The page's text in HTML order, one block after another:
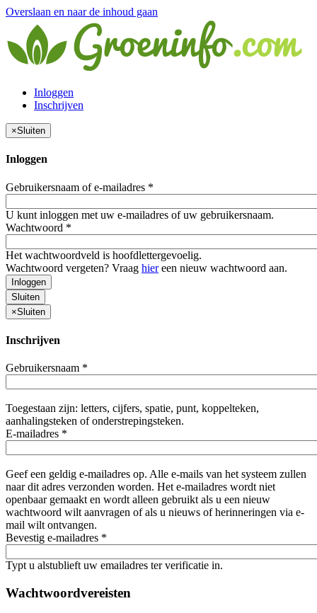
Overslaan en naar de inhoud gaan
Inloggen
Inschrijven
×Sluiten
Inloggen
Gebruikersnaam of e-mailadres *
U kunt inloggen met uw e-mailadres of uw gebruikersnaam.
Wachtwoord *
Het wachtwoordveld is hoofdlettergevoelig.
Wachtwoord vergeten? Vraag hiereen nieuw wachtwoord aan.
Inloggen
Sluiten
×Sluiten
Inschrijven
Gebruikersnaam *
Toegestaan zijn: letters, cijfers, spatie, punt, koppelteken,
aanhalingsteken of onderstrepingsteken.
E-mailadres *
Geef een geldig e-mailadres op. Alle e-mails van het systeem zullen
naar dit adres verzonden worden. Het e-mailadres wordt niet
openbaar gemaakt en wordt alleen gebruikt als u een nieuw
wachtwoord wilt aanvragen of als u nieuws of herinneringen via e-
mail wilt ontvangen.
Bevestig e-mailadres *
Typt u alstublieft uw emailadres ter verificatie in.
Wachtwoordvereisten